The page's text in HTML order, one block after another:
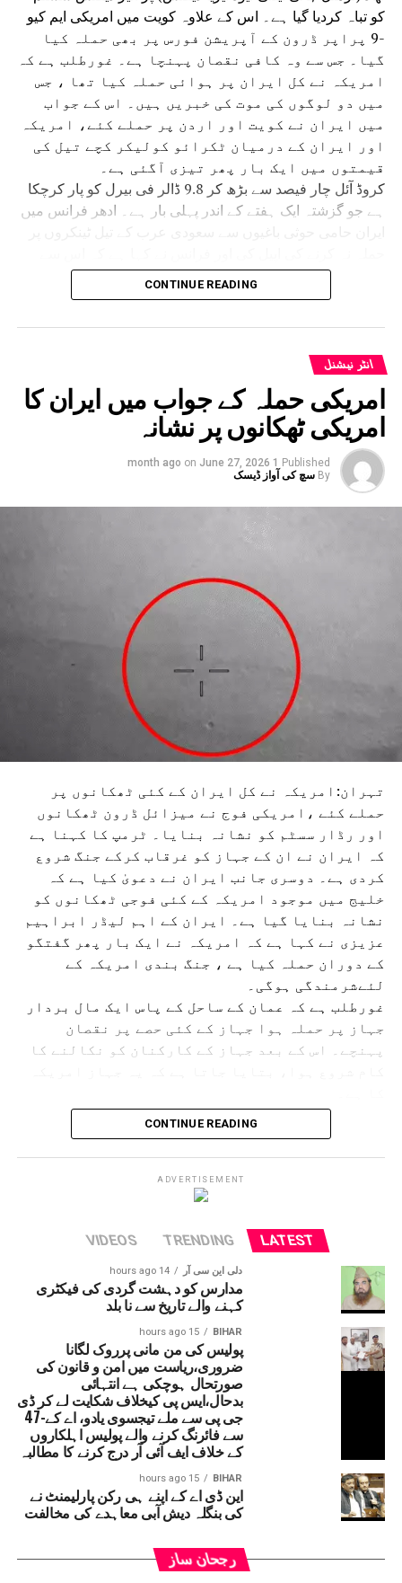
کو تباہ کردیا گیا ہے۔ اس کے علاوہ کویت میں امریکی ایم کیو
-9 پراپر ڈرون کے آپریشن فورس پر بھی حملہ کیا
گیا۔ جس سے وہ کافی نقصان پہنچا ہے۔ غورطلب ہے کہ
امریکہ نے کل ایران پر ہوائی حملہ کیا تھا ، جس
میں دو لوگوں کی موت کی خبریں ہیں۔ اس کے جواب
میں ایران نے کویت اور اردن پر حملے کئے، امریکہ
اور ایران کے درمیان ٹکرائو کولیکر کچے تیل کی
قیمتوں میں ایک بار پھر تیزی آگئی ہے۔
کروڈ آئل چار فیصد سے بڑھ کر 9.8 ڈالر فی بیرل کو پار کرچکا
ہے جو گزشتہ ایک ہفتے کے اندر پہلی بار ہے۔ ادھر فرانس میں
خطے میں کشیدگی بڑھے گی۔ بہرحال امریکہ نے مسلسل
12ویں رات ایران پر حملوں کا سلسلہ شروع کیا، جس سے
میں دھماکوں کی آوازیں سنی گئیں۔ اس سے قبل امریکی فوج
نے ایران کے متعدد علاقوں اور جزیروں کو نشانہ بنایا تھا۔
CONTINUE READING
انٹر نیشنل
امریکی حملہ کے جواب میں ایران کا
امریکی ٹھکانوں پر نشانہ
Published
1 month ago
on June 27, 2026
By سچ کی آواز ڈیسک
تہران:امریکہ نے کل ایران کے کئی ٹھکانوں پر
حملے کئے ،امریکی فوج نے میزائل ڈرون ٹھکانوں
اور رڈار سسٹم کو نشانہ بنایا۔ ٹرمپ کا کہنا ہے
کہ ایران نے ان کے جہاز کو غرقاب کرکے جنگ شروع
کردی ہے۔ دوسری جانب ایران نے دعویٰ کیا ہے کہ
خلیج میں موجود امریکہ کے کئی فوجی ٹھکانوں کو
نشانہ بنایا گیا ہے۔ ایران کے اہم لیڈر ابراہیم
عزیزی نے کہا ہے کہ امریکہ نے ایک بار پھر گفتگو
کے دوران حملہ کیا ہے ، جنگ بندی امریکہ کے
لئےشرمندگی ہوگی۔
غورطلب ہے کہ عمان کے ساحل کے پاس ایک مال بردار
جہاز پر حملہ ہوا جہاز کے کئی حصے پر نقصان
پہنچے۔ اس کے بعد جہاز کے کارکنان کو نکالنے کا
اس حملے کے بعد امریکہ نے ایران پر حملہ کیا، اس کے جواب
میں ایران نے کئی امریکی ٹھکانوں پر حملہ کیا۔ بہرحال دونوں
ملکوں کے درمیان اب بھی معاہدہ کو حتمی صورت اختیار کرنے
کے لئے گفتگو کو دور جاری ہے۔ پاکستان اس میں ثالث کا رول
ادا کررہا ہے۔ حالانکہ ہرمز کو بند نہیں کیا گیا ہے۔ معاہدہ
CONTINUE READING
ADVERTISEMENT
LATEST
TRENDING
VIDEOS
دلی این سی آر 14 hours ago
مدارس کو دہشت گردی کی فیکٹری
کہنے والے تاریخ سے نا بلد
BIHAR
15 hours ago
پولیس کی من مانی پرروک لگانا
ضروری،ریاست میں امن و قانون کی
صورتحال ہوچکی ہے انتہائی
بدحال،ایس پی کیخلاف شکایت لے کر ڈی
جی پی سے ملے تیجسوی یادو، اے کے-47
سے فائرنگ کرنے والے پولیس اہلکاروں
کے خلاف ایف آئی آر درج کرنے کا مطالبہ
BIHAR
15 hours ago
این ڈی اے کے اپنے ہی رکن پارلیمنٹ نے
کی بنگلہ دیش آبی معاہدے کی مخالفت
رجحان ساز